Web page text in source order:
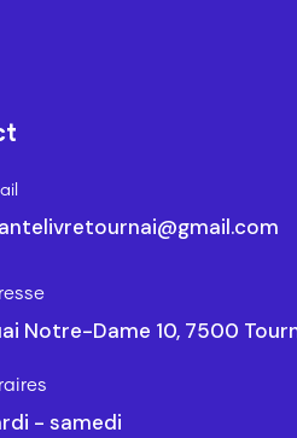
Notre-Dame 10, 7500
- samedi